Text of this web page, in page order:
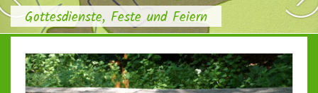
KINDERGARTEN
ZEITEN & KOSTEN
KAPAZITÄT
Gottesdienste, Feste und Feiern